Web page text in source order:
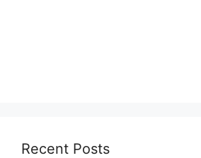
Recent Posts